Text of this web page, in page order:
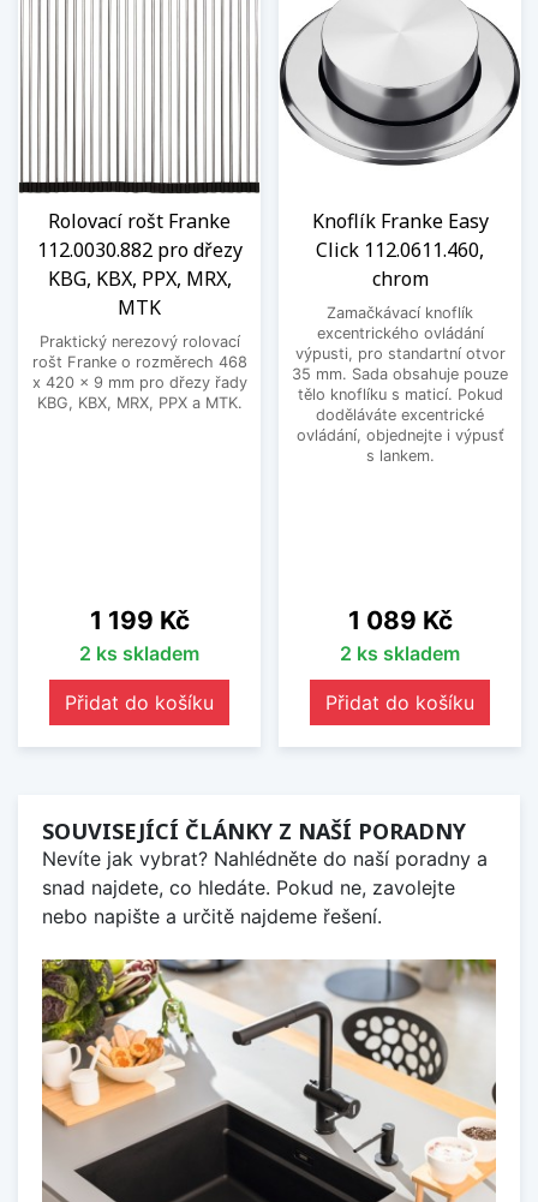
Rolovací rošt Franke
112.0030.882 pro dřezy
KBG, KBX, PPX, MRX,
MTK
Praktický nerezový rolovací
rošt Franke o rozměrech 468
x 420 x 9 mm pro dřezy řady
KBG, KBX, MRX, PPX a MTK.
Cena
1 199 Kč
2 ks skladem
Přidat do košíku
Knoflík Franke Easy
Click 112.0611.460,
chrom
Zamačkávací knoflík
excentrického ovládání
výpusti, pro standartní otvor
35 mm. Sada obsahuje pouze
tělo knoflíku s maticí. Pokud
doděláváte excentrické
ovládání, objednejte i výpusť
s lankem.
Cena
1 089 Kč
2 ks skladem
Přidat do košíku
SOUVISEJÍCÍ ČLÁNKY Z NAŠÍ PORADNY
Nevíte jak vybrat? Nahlédněte do naší poradny a
snad najdete, co hledáte. Pokud ne, zavolejte
nebo napište a určitě najdeme řešení.